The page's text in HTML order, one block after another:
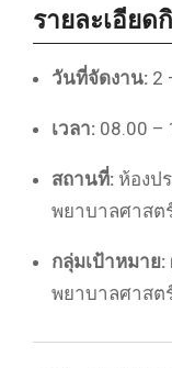
รายละเอียด
วันที่จัดงาน: 2
เวลา: 08.00 –
สถานที่: ห้องป
พยาบาลศาสต
กลุ่มเป้าหมาย:
พยาบาลศาสต